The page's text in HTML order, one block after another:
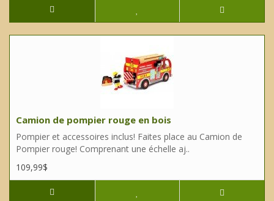
Camion de pompier rouge en bois
Pompier et accessoires inclus! Faites place au Camion de
Pompier rouge! Comprenant une échelle aj..
109,99$